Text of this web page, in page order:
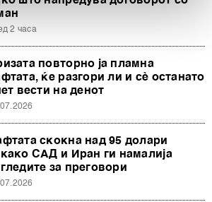
се HD-WIN ARENA SPORT
. Повеќе за податоците кои ги
и за вашите права прочитајте во
на приватност, а за колачињата и
во
со клик на „Прикажи ги
можете во кој било момент да
последици.
2 часа
повторно ја пламна
ќе разгори ли и сè останато
вести на денот
скокна над 95 долари
САД и Иран ги намалија
за преговори